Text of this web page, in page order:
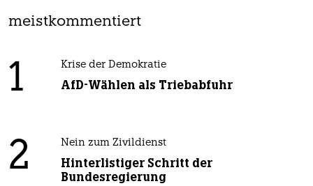
meistkommentiert
1 Krise der Demokratie
AfD-Wählen als Triebabfuhr
2 Nein zum Zivildienst
Hinterlistiger Schritt der
Bundesregierung